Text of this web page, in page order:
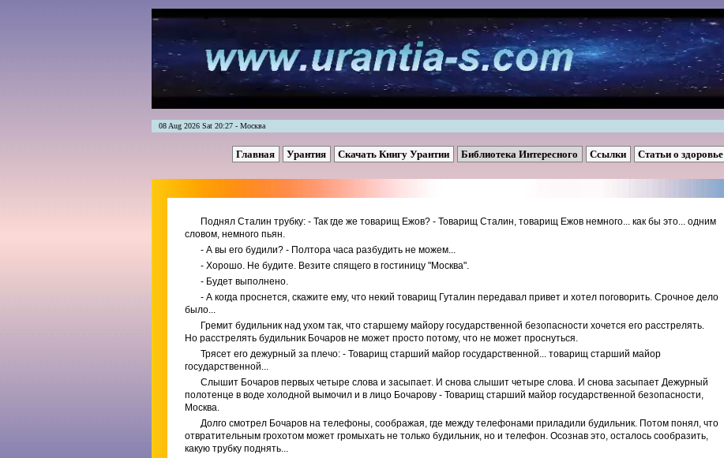
08 Aug 2026 Sat 20:27 - Москва
Главная Урантия Скачать Книгу Урантии Библиотека Интересного Ссылки Статьи о здоровье
Поднял Сталин трубку: - Так где же товарищ Ежов? - Товарищ Сталин, товарищ Ежов немного... как бы это... одним
словом, немного пьян.
- А вы его будили? - Полтора часа разбудить не можем...
- Хорошо. Не будите. Везите спящего в гостиницу "Москва".
- Будет выполнено.
- А когда проснется, скажите ему, что некий товарищ Гуталин передавал привет и хотел поговорить. Срочное дело
было...
Гремит будильник над ухом так, что старшему майору государственной безопасности хочется его расстрелять.
Но расстрелять будильник Бочаров не может просто потому, что не может проснуться.
Трясет его дежурный за плечо: - Товарищ старший майор государственной... товарищ старший майор
государственной...
Слышит Бочаров первых четыре слова и засыпает. И снова слышит четыре слова. И снова засыпает Дежурный
полотенце в воде холодной вымочил и в лицо Бочарову - Товарищ старший майор государственной безопасности,
Москва.
Долго смотрел Бочаров на телефоны, соображая, где между телефонами приладили будильник. Потом понял, что
отвратительным грохотом может громыхать не только будильник, но и телефон. Осознав это, осталось сообразить,
какую трубку поднять...